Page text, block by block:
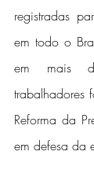
registradas
em todo o
em mais
trabalhadores
Reforma da
em defesa da